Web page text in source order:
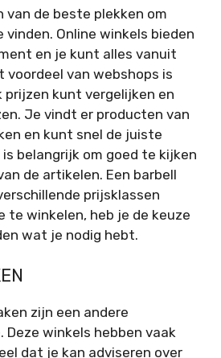
van de beste plekken om
Online winkels bieden
en je kunt alles vanuit
voordeel van webshops is
prijzen kunt vergelijken en
Je vindt er producten van
en kunt snel de juiste
belangrijk om goed te kijken
de artikelen. Een barbell
prijsklassen
te winkelen, heb je de keuze
wat je nodig hebt.
zijn een andere
winkels hebben vaak
dat je kan adviseren over